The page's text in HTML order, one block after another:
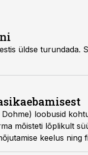
tuleb riigikassasse tasuda 15